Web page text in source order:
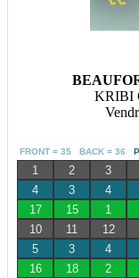
KRIBI
FRONT = 35 BACK = 36
1 2 3
4
3 4
17
15 1
10
11 12
5
3 4
16
18 2